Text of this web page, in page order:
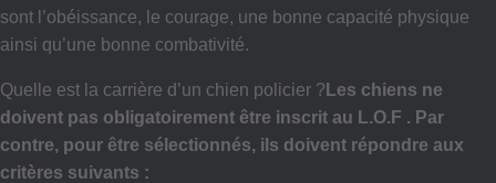
sont l’obéissance, le courage, une bonne capacité physique
ainsi qu’une bonne combativité.
Quelle est la carrière d’un chien policier ? Les chiens ne
doivent pas obligatoirement être inscrit au L.O.F . Par
contre, pour être sélectionnés, ils doivent répondre aux
critères suivants :